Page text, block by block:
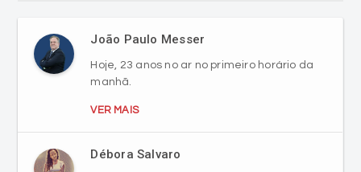
João Paulo Messer
Hoje, 23 anos no ar no primeiro horário da
manhã.
VER MAIS
Débora Salvaro